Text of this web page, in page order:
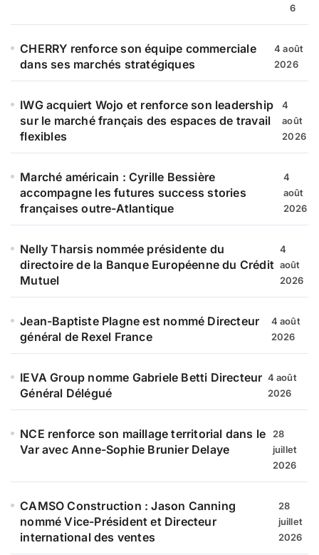
6
CHERRY renforce son équipe commerciale
dans ses marchés stratégiques
4 août
2026
IWG acquiert Wojo et renforce son leadership
sur le marché français des espaces de travail
flexibles
4
août
2026
Marché américain : Cyrille Bessière
accompagne les futures success stories
françaises outre-Atlantique
4
août
2026
Nelly Tharsis nommée présidente du
directoire de la Banque Européenne du Crédit
Mutuel
4
août
2026
Jean-Baptiste Plagne est nommé Directeur
général de Rexel France
4 août
2026
IEVA Group nomme Gabriele Betti Directeur
Général Délégué
4 août
2026
NCE renforce son maillage territorial dans le
Var avec Anne-Sophie Brunier Delaye
28
juillet
2026
CAMSO Construction : Jason Canning
nommé Vice-Président et Directeur
international des ventes
28
juillet
2026